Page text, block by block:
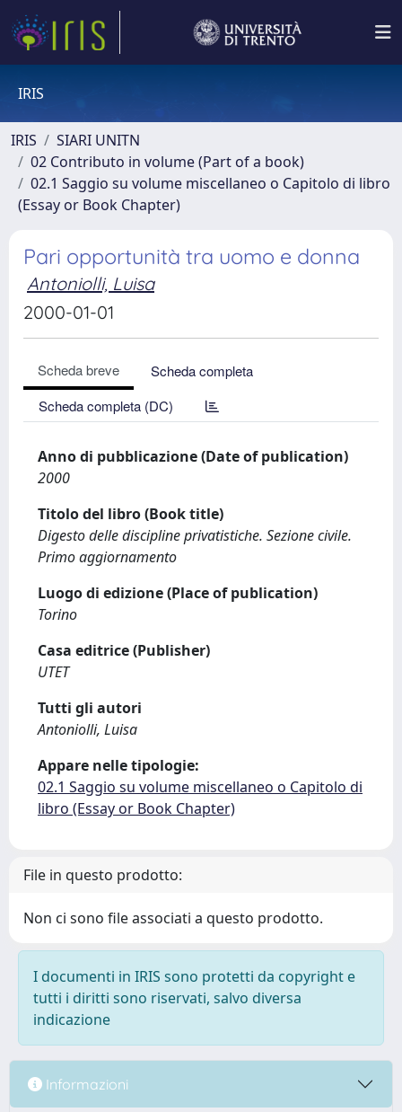
IRIS
IRIS
SIARI UNITN
02 Contributo in volume (Part of a book)
02.1 Saggio su volume miscellaneo o Capitolo di libro
(Essay or Book Chapter)
Pari opportunità tra uomo e donna
Antoniolli, Luisa
2000-01-01
Scheda breve
Scheda completa
Scheda completa (DC)
Anno di pubblicazione (Date of publication)
2000
Titolo del libro (Book title)
Digesto delle discipline privatistiche. Sezione civile.
Primo aggiornamento
Luogo di edizione (Place of publication)
Torino
Casa editrice (Publisher)
UTET
Tutti gli autori
Antoniolli, Luisa
Appare nelle tipologie:
02.1 Saggio su volume miscellaneo o Capitolo di
libro (Essay or Book Chapter)
File in questo prodotto:
Non ci sono file associati a questo prodotto.
I documenti in IRIS sono protetti da copyright e
tutti i diritti sono riservati, salvo diversa
indicazione
Informazioni